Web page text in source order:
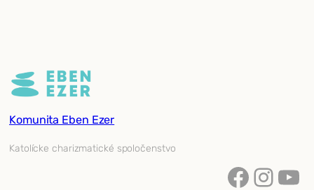
Komunita Eben Ezer
Katolícke charizmatické spoločenstvo
Facebook InstagramYouTube